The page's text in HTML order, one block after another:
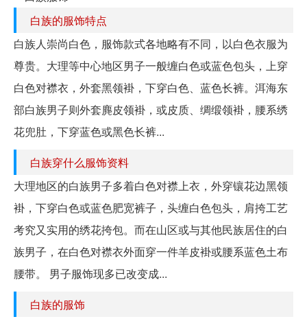
白族的服饰特点
白族人崇尚白色，服饰款式各地略有不同，以白色衣服为
尊贵。大理等中心地区男子一般缠白色或蓝色包头，上穿
白色对襟衣，外套黑领褂，下穿白色、蓝色长裤。洱海东
部白族男子则外套麂皮领褂，或皮质、绸缎领褂，腰系绣
花兜肚，下穿蓝色或黑色长裤...
白族穿什么服饰资料
大理地区的白族男子多着白色对襟上衣，外穿镶花边黑领
褂，下穿白色或蓝色肥宽裤子，头缠白色包头，肩挎工艺
考究又实用的绣花挎包。而在山区或与其他民族居住的白
族男子，在白色对襟衣外面穿一件羊皮褂或腰系蓝色土布
腰带。 男子服饰现多已改变成...
白族的服饰